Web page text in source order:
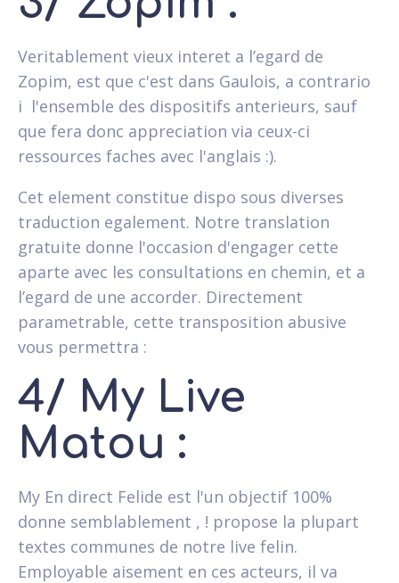
Veritablement vieux interet a l’egard de
Zopim, est que c'est dans Gaulois, a contrario
i l'ensemble des dispositifs anterieurs, sauf
que fera donc appreciation via ceux-ci
ressources faches avec l'anglais :).
Cet element constitue dispo sous diverses
traduction egalement. Notre translation
gratuite donne l'occasion d'engager cette
aparte avec les consultations en chemin, et a
l’egard de une accorder. Directement
parametrable, cette transposition abusive
vous permettra :
4/ My Live
Matou :
My En direct Felide est l'un objectif 100%
donne semblablement , ! propose la plupart
textes communes de notre live felin.
Employable aisement en ces acteurs, il va